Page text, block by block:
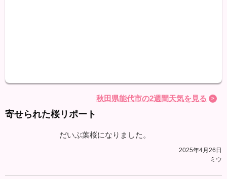
秋田県能代市の2週間天気を見る
寄せられた桜リポート
だいぶ葉桜になりました。
2025年4月26日
ミウ